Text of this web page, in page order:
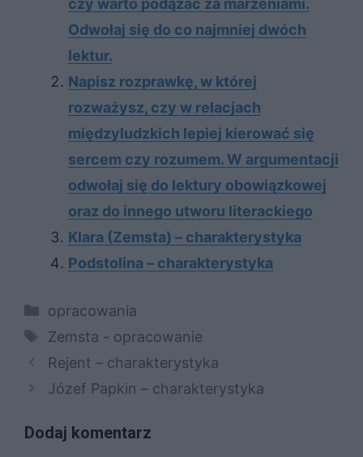
czy warto podążać za marzeniami.
Odwołaj się do co najmniej dwóch
lektur.
Napisz rozprawkę, w której
rozważysz, czy w relacjach
międzyludzkich lepiej kierować się
sercem czy rozumem. W argumentacji
odwołaj się do lektury obowiązkowej
oraz do innego utworu literackiego
Klara (Zemsta) – charakterystyka
Podstolina – charakterystyka
Kategorie
opracowania
Tagi
Zemsta - opracowanie
Rejent – charakterystyka
Józef Papkin – charakterystyka
Dodaj komentarz